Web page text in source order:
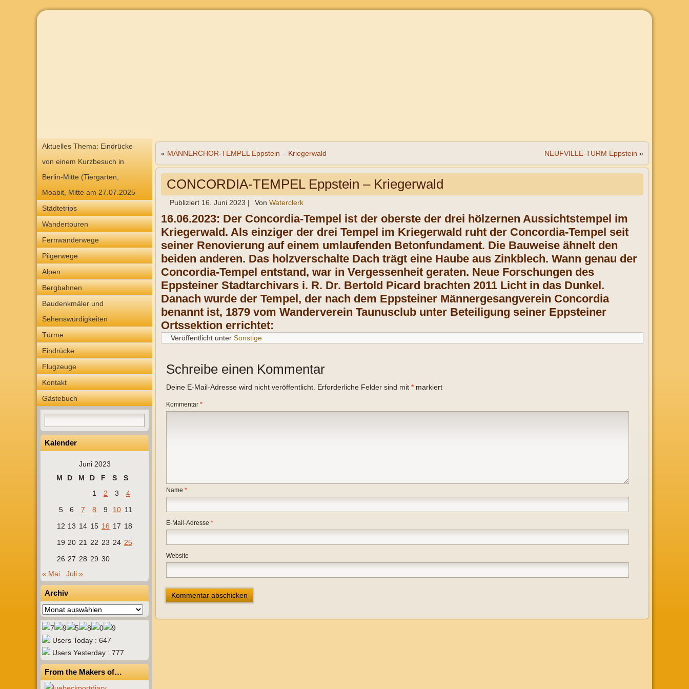
Aktuelles Thema: Eindrücke
von einem Kurzbesuch in
Berlin-Mitte (Tiergarten,
Moabit, Mitte am 27.07.2025
Städtetrips
Wandertouren
Fernwanderwege
Pilgerwege
Alpen
Bergbahnen
Baudenkmäler und
Sehenswürdigkeiten
Türme
Eindrücke
Flugzeuge
Kontakt
Gästebuch
Kalender
Juni 2023
M
D M D F S
S
1
2 3
4
5
6 7 8 9 10 11
12 13 14 15 16 17 18
19 20 21 22 23 24 25
26 27 28 29 30
« Mai
Juli »
Archiv
Archiv
Users Today : 647
Users Yesterday : 777
From the Makers of…
« MÄNNERCHOR-TEMPEL Eppstein – Kriegerwald NEUFVILLE-TURM Eppstein »
CONCORDIA-TEMPEL Eppstein – Kriegerwald
Publiziert 16. Juni 2023 | Von Waterclerk
16.06.2023: Der Concordia-Tempel ist der oberste der drei hölzernen Aussichtstempel im
Kriegerwald. Als einziger der drei Tempel im Kriegerwald ruht der Concordia-Tempel seit
seiner Renovierung auf einem umlaufenden Betonfundament. Die Bauweise ähnelt den
beiden anderen. Das holzverschalte Dach trägt eine Haube aus Zinkblech. Wann genau der
Concordia-Tempel entstand, war in Vergessenheit geraten. Neue Forschungen des
Eppsteiner Stadtarchivars i. R. Dr. Bertold Picard brachten 2011 Licht in das Dunkel.
Danach wurde der Tempel, der nach dem Eppsteiner Männergesangverein Concordia
benannt ist, 1879 vom Wanderverein Taunusclub unter Beteiligung seiner Eppsteiner
Ortssektion errichtet:
Veröffentlicht unter Sonstige
Schreibe einen Kommentar
Deine E-Mail-Adresse wird nicht veröffentlicht. Erforderliche Felder sind mit *markiert
Kommentar *
Name *
E-Mail-Adresse *
Website